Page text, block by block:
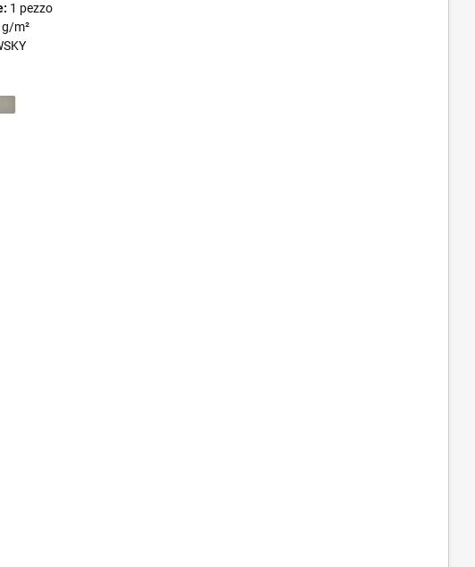
1 pezzo
g/m²